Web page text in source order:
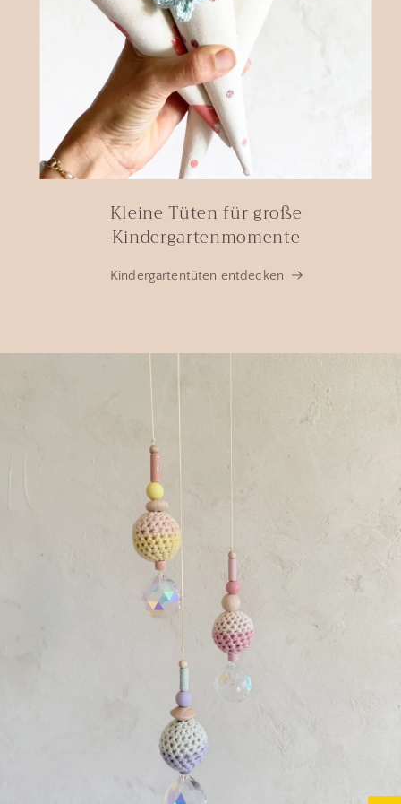
Kleine Tüten für große
Kindergartenmomente
Kindergartentüten entdecken